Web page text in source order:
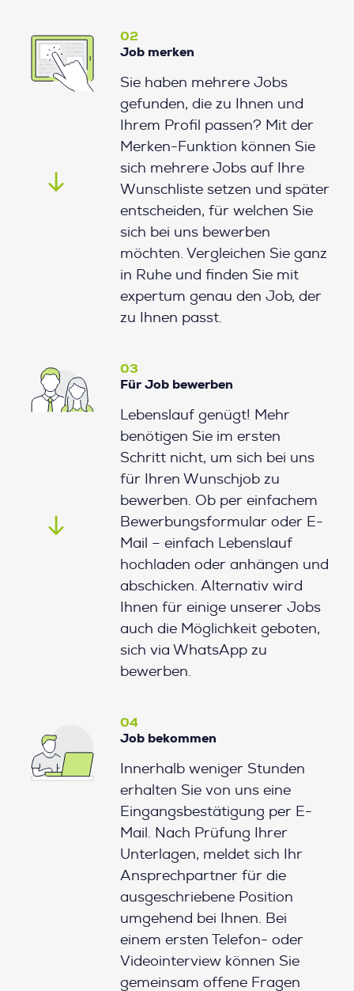
02
Job merken
Sie haben mehrere Jobs
gefunden, die zu Ihnen und
Ihrem Profil passen? Mit der
Merken-Funktion können Sie
sich mehrere Jobs auf Ihre
Wunschliste setzen und später
entscheiden, für welchen Sie
sich bei uns bewerben
möchten. Vergleichen Sie ganz
in Ruhe und finden Sie mit
expertum genau den Job, der
zu Ihnen passt.
03
Für Job bewerben
Lebenslauf genügt! Mehr
benötigen Sie im ersten
Schritt nicht, um sich bei uns
für Ihren Wunschjob zu
bewerben. Ob per einfachem
Bewerbungsformular oder E-
Mail – einfach Lebenslauf
hochladen oder anhängen und
abschicken. Alternativ wird
Ihnen für einige unserer Jobs
auch die Möglichkeit geboten,
sich via WhatsApp zu
bewerben.
04
Job bekommen
Innerhalb weniger Stunden
erhalten Sie von uns eine
Eingangsbestätigung per E-
Mail. Nach Prüfung Ihrer
Unterlagen, meldet sich Ihr
Ansprechpartner für die
ausgeschriebene Position
umgehend bei Ihnen. Bei
einem ersten Telefon- oder
Videointerview können Sie
gemeinsam offene Fragen